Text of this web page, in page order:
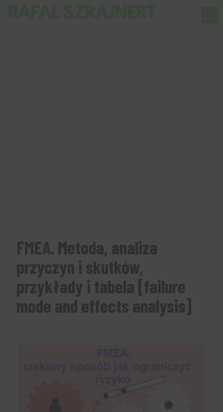
FMEA. Metoda, analiza
przyczyn i skutków,
przykłady i tabela [failure
mode and effects analysis]